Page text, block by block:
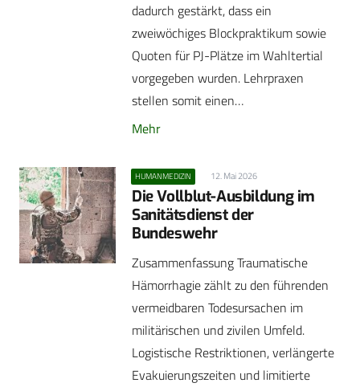
dadurch gestärkt, dass ein
zweiwöchiges Blockpraktikum sowie
Quoten für PJ-Plätze im Wahltertial
vorgegeben wurden. Lehrpraxen
stellen somit einen…
Mehr
HUMANMEDIZIN 12. Mai 2026
Die Vollblut-Ausbildung im
Sanitätsdienst der
Bundeswehr
Zusammenfassung Traumatische
Hämorrhagie zählt zu den führenden
vermeidbaren Todesursachen im
militärischen und zivilen Umfeld.
Logistische Restriktionen, verlängerte
Evakuierungszeiten und limitierte